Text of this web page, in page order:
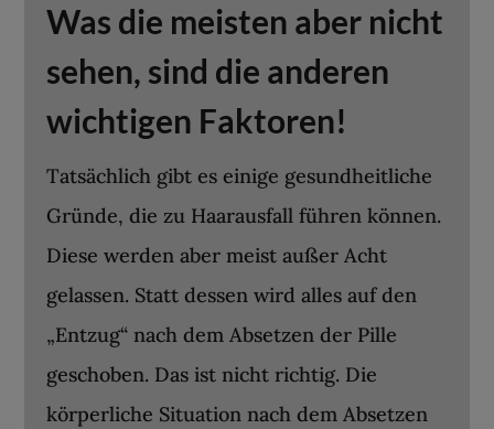
Was die meisten aber nicht
sehen, sind die anderen
wichtigen Faktoren!
Tatsächlich gibt es einige gesundheitliche
Gründe, die zu Haarausfall führen können.
Diese werden aber meist außer Acht
gelassen. Statt dessen wird alles auf den
„Entzug“ nach dem Absetzen der Pille
geschoben. Das ist nicht richtig. Die
körperliche Situation nach dem Absetzen